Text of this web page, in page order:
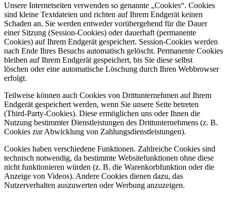
Unsere Internetseiten verwenden so genannte „Cookies“. Cookies
sind kleine Textdateien und richten auf Ihrem Endgerät keinen
Schaden an. Sie werden entweder vorübergehend für die Dauer
einer Sitzung (Session-Cookies) oder dauerhaft (permanente
Cookies) auf Ihrem Endgerät gespeichert. Session-Cookies werden
nach Ende Ihres Besuchs automatisch gelöscht. Permanente Cookies
bleiben auf Ihrem Endgerät gespeichert, bis Sie diese selbst
löschen oder eine automatische Löschung durch Ihren Webbrowser
erfolgt.
Teilweise können auch Cookies von Drittunternehmen auf Ihrem
Endgerät gespeichert werden, wenn Sie unsere Seite betreten
(Third-Party-Cookies). Diese ermöglichen uns oder Ihnen die
Nutzung bestimmter Dienstleistungen des Drittunternehmens (z. B.
Cookies zur Abwicklung von Zahlungsdienstleistungen).
Cookies haben verschiedene Funktionen. Zahlreiche Cookies sind
technisch notwendig, da bestimmte Websitefunktionen ohne diese
nicht funktionieren würden (z. B. die Warenkorbfunktion oder die
Anzeige von Videos). Andere Cookies dienen dazu, das
Nutzerverhalten auszuwerten oder Werbung anzuzeigen.